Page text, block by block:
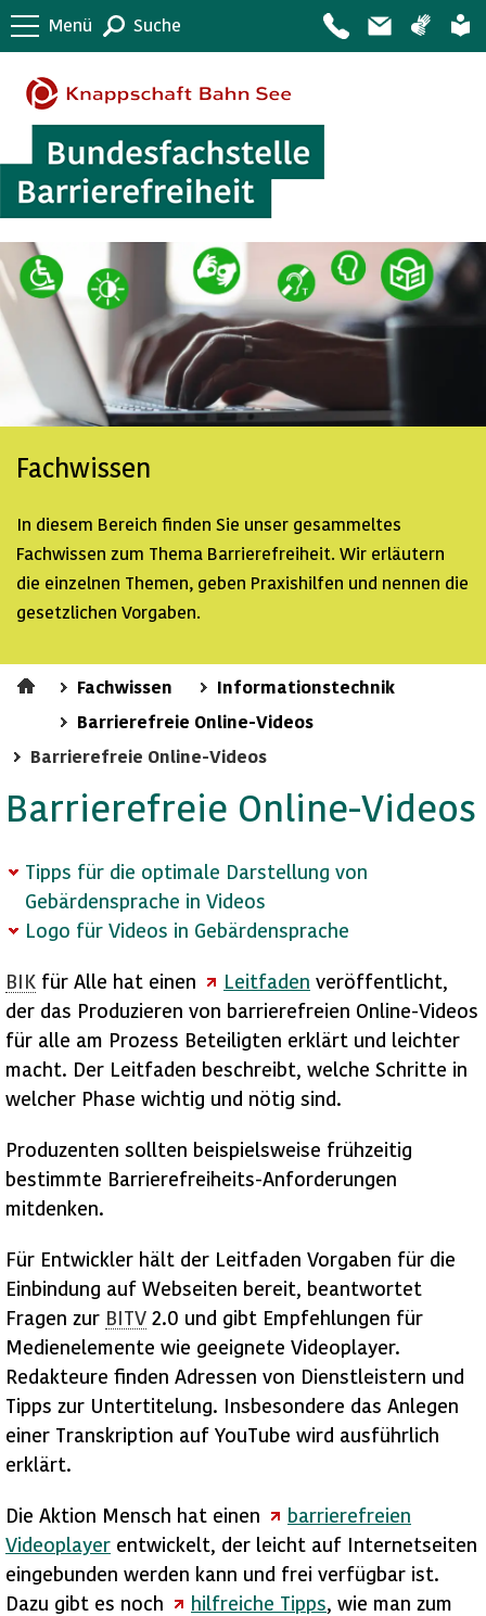
Menü Suche
Fachwissen
In diesem Bereich finden Sie unser gesammeltes
Fachwissen zum Thema Barrierefreiheit. Wir erläutern
die einzelnen Themen, geben Praxishilfen und nennen die
gesetzlichen Vorgaben.
Fachwissen
Informationstechnik
Barrierefreie Online-Videos
Barrierefreie Online-Videos
Barrierefreie Online-Videos
Tipps für die optimale Darstellung von
Gebärdensprache in Videos
Logo für Videos in Gebärdensprache
BIK für Alle hat einen Leitfaden veröffentlicht,
der das Produzieren von barrierefreien Online-Videos
für alle am Prozess Beteiligten erklärt und leichter
macht. Der Leitfaden beschreibt, welche Schritte in
welcher Phase wichtig und nötig sind.
Produzenten sollten beispielsweise frühzeitig
bestimmte Barrierefreiheits-Anforderungen
mitdenken.
Für Entwickler hält der Leitfaden Vorgaben für die
Einbindung auf Webseiten bereit, beantwortet
Fragen zur BITV 2.0 und gibt Empfehlungen für
Medienelemente wie geeignete Videoplayer.
Redakteure finden Adressen von Dienstleistern und
Tipps zur Untertitelung. Insbesondere das Anlegen
einer Transkription auf YouTube wird ausführlich
erklärt.
Die Aktion Mensch hat einen
barrierefreien
Videoplayer entwickelt, der leicht auf Internetseiten
eingebunden werden kann und frei verfügbar ist.
Dazu gibt es noch
hilfreiche Tipps, wie man zum